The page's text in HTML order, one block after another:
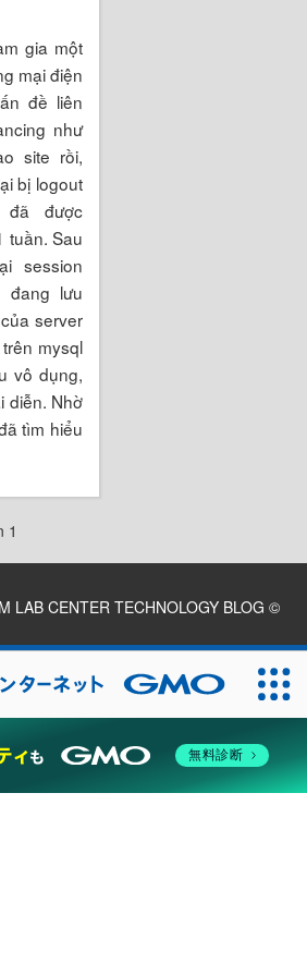
gia một
mại điện
đề liên
như
site rồi,
bị logout
đã được
tuần. Sau
session
lưu
server
mysql
vô dụng,
diễn. Nhờ
tìm hiểu
1
LAB CENTER TECHNOLOGY BLOG ©
無料診断